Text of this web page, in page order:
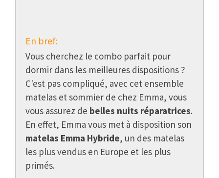
En bref:
Vous cherchez le combo parfait pour
dormir dans les meilleures dispositions ?
C'est pas compliqué, avec cet ensemble
matelas et sommier de chez Emma, vous
vous assurez de belles nuits réparatrices.
En effet, Emma vous met à disposition son
matelas Emma Hybride, un des matelas
les plus vendus en Europe et les plus
primés.